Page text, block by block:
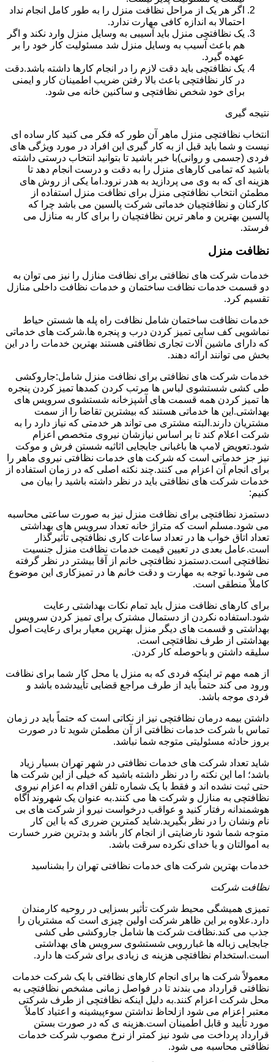
اگر هر یک از مراحل نظافت منزل را به طور کامل انجام نداد
احتمالا به اندازه کافی مهارت ندارد.
یک نظافتچی منزل باید آسیبی به وسایل منزل وارد نکند و اگر
هم باعث آسیب به وسایل منزل شد مسئولیت کار خود را بر
عهده گیرد.
یک نظافتچی باید دقت لازم را در انجام کارها داشته باشد.دقت
در کار نظافتچی باعث بالا رفتن ضریب اطمینان کار و ایمنی
برای خود شخص نظافتچی و ساکنین خانه می شود.
نتیجه گیری
انتخاب نظافتچی منزل ماهر آن طور که فکر می کنید کار ساده ای
نیست و شما باید قبل از به کار گیری این افراد در مورد ویژگی های
فردی (جسمی و روانی)با خبر باشید تا بتوانید انتخاب درستی داشته
باشید که تمامی کارهای منزل را به دقت و درست انجام دهد تا
هزینه ای که به وی می پردازید به هدر نرود.اما یکی از روش های
مطمئن انتخاب نظافتچی منزل برای نظافت منزل استفاده از
کارکنان و نظافتچیان خدماتی شرکت پالسین می باشد چرا که
پالسین بهترین و ماهر ترین نظافتچیان را برای کار به منازل می
فرستد.
نظافت منزل
خدمات شرکت های نظافتی برای نظافت منازل را نیز می توان به
دو قسمت خدمات نظافت ساختمان و خدمات نظافت داخلی منازل
تقسیم کرد.
خدمات نظافت ساختمان شامل نظافت راه پله ها شستن حیاط
نماشویی کف سابی تمیز کردن درب و پنجره ها.شرکت های خدماتی
که دارای ماشین آلات تجاری نظافتی هستند بهترین خدمات را در این
بخش می توانند ارائه دهند.
خدمات شرکت های نظافتی برای نظافت منزل شامل:جاروکشی
طی کشی شستشوی لباس ها مرتب کردن کمدها تمیز کردن پنجره
ها تمیز کردن همه قسمت های آشپزخانه شستشوی سرویس های
بهداشتی.این ها خدماتی هستند که بیشترین تقاضا را از سمت
مشتریان دارند.البته مشتری می تواند هر خدمتی که نیاز دارد را به
شرکت اعلام کند تا بر اساس نیازشان نیروی متخصص اعزام
شود.تعویض لامپ ها باغبانی جابجایی اثاثیه شستن فرش و موکت
نیز جز خدماتی است که شرکت های خدمات نظافتی نیروی ماهر را
برای انجام آن اعزام می کنند.چند نکته اصلی که در زمان استفاده از
خدمات شرکت های نظافتی باید در نظر داشته باشید را بیان می
کنیم:
دستمزد نظافتچی برای نظافت منزل نیز به صورت ساعتی محاسبه
می شود.مسلم است که متراژ خانه تعداد سرویس های بهداشتی
تعداد اتاق خواب ها در تعداد ساعات کاری نظافتچی تأثیرگذار
است.عامل بعدی در تعیین قیمت خدمات نظافت منزل جنسیت
نظافتچی است.دستمزد نظافتچی خانم از آقا بیشتر در نظر گرفته
می شود.با توجه به مهارت و دقت خانم ها در تمیزکاری این موضوع
کاملاً منطقی است.
برای کارهای نظافت منزل باید تمام نکات بهداشتی رعایت
شود.استفاده نکردن از دستمال مشترک برای تمیز کردن سرویس
بهداشتی و قسمت های دیگر منزل بهترین معیار برای رعایت اصول
بهداشتی از طرف نظافتچی است.
سلیقه داشتن و باحوصله کار کردن.
از همه مهم تر اینکه فردی که به منزل یا محل کار شما برای نظافت
ورود می کند حتماً باید از طرف مراجع قضایی تأییدشده باشد و
فردی موجه باشد.
داشتن بیمه درمان نظافتچی نیز از نکاتی است که حتماً باید در زمان
تماس با شرکت خدمات نظافتی از آن مطمئن شوید تا در صورت
بروز حادثه مسئولیتی متوجه شما نباشد.
شاید تعداد شرکت های خدمات نظافتی در شهر تهران بسیار زیاد
باشد؛ اما این نکته را در نظر داشته باشید که خیلی از این شرکت ها
حتی ثبت نشده اند و فقط با یک شماره تلفن اقدام به اعزام نیروی
نظافتچی به منازل و شرکت ها می کنند.به عنوان یک شهروند آگاه
هوشمندانه رفتار کنید و عواقب درخواست نیرو از شرکت های بی
نام ونشان را در نظر بگیرید.شاید کمترین ضرری که با این کار
متوجه شما شود نارضایتی از انجام کار باشد و بدترین ضرر خسارت
به اموالتان و یا خدای نکرده سرقت باشد.
خدمات بهترین شرکت های خدمات نظافتی تهران را بشناسید
نظافت شرکت
تمیزی همیشگی محیط شرکت تأثیر بسزایی در روحیه کارمندان
دارد.علاوه بر این ظاهر شرکت اولین چیزی است که مشتریان را
جذب می کند.نظافت شرکت ها شامل جاروکشی طی کشی
جابجایی زباله ها غبارروبی شستشوی سرویس های بهداشتی
است.استخدام نظافتچی هزینه ی زیادی برای شرکت ها دارد.
معمولاً شرکت ها برای انجام کارهای نظافتی با یک شرکت خدمات
نظافتی قرارداد می بندند تا در فواصل زمانی مشخص نظافتچی به
محل شرکت اعزام کنند.به دلیل اینکه نظافتچی از طرف شرکتی
معتبر اعزام می شود ازلحاظ نداشتن سوءپیشینه و اعتیاد کاملاً
مورد تأیید و قابل اطمینان است.هزینه ی که در صورت بستن
قرارداد پرداخت می شود نیز کمتر از نرخ مصوب شرکت خدمات
نظافتی محاسبه می شود.